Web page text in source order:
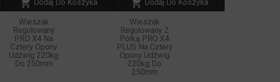
 Dodaj Do Koszyka
Wieszak
Regulowany
PRO X4 Na
Cztery Opony
Udźwig 220kg
Do 250mm
 Dodaj Do Koszyka
Wieszak
Regulowany Z
Półką PRO X4
PLUS Na Cztery
Opony Udźwig
220kg Do
250mm